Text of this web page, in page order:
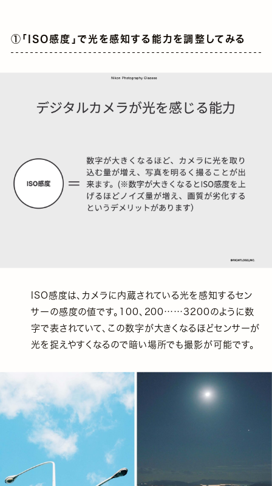
①「ISO感度」で光を感知する能力を調整してみる
ISO感度は、カメラに内蔵されている光を感知するセン
サーの感度の値です。100、200……3200のように数
字で表されていて、この数字が大きくなるほどセンサーが
光を捉えやすくなるので暗い場所でも撮影が可能です。